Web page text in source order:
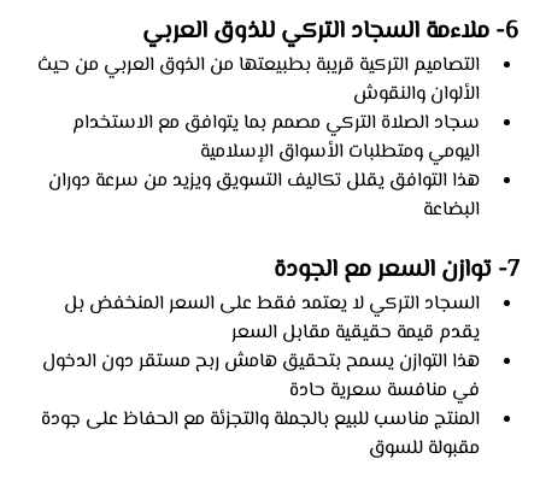
6- ملاءمة السجاد التركي للذوق العربي
التصاميم التركية قريبة بطبيعتها من الذوق العربي من حيث
الألوان والنقوش
سجاد الصلاة التركي مصمم بما يتوافق مع الاستخدام
اليومي ومتطلبات الأسواق الإسلامية
هذا التوافق يقلل تكاليف التسويق ويزيد من سرعة دوران
البضاعة
7- توازن السعر مع الجودة
السجاد التركي لا يعتمد فقط على السعر المنخفض بل
يقدم قيمة حقيقية مقابل السعر
هذا التوازن يسمح بتحقيق هامش ربح مستقر دون الدخول
في منافسة سعرية حادة
المنتج مناسب للبيع بالجملة والتجزئة مع الحفاظ على جودة
مقبولة للسوق